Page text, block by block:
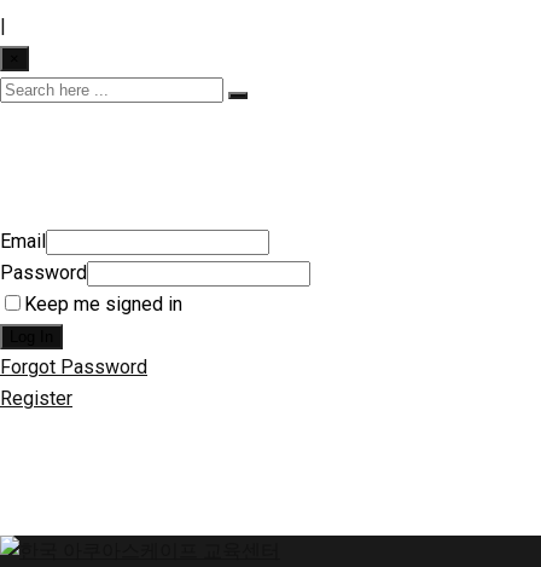
Email
Password
Keep me signed in
Forgot Password
Register